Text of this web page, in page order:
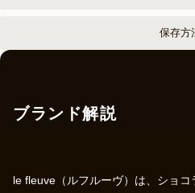
保存方
ブランド解説
le fleuve（ルフルーヴ）は、ショ